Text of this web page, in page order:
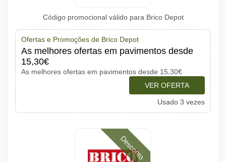
Código promocional válido para Brico Depot
Ofertas e Promoções de Brico Depot
As melhores ofertas em pavimentos desde
15,30€
As melhores ofertas em pavimentos desde 15,30€
VER OFERTA
Usado 3 vezes
Desconto